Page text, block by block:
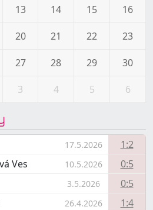
13 14 15 16
20 21 22 23
27 28 29 30
3 4 5 6
17.5.2026 1:2
Ves 10.5.2026 0:5
3.5.2026 0:5
26.4.2026 1:4